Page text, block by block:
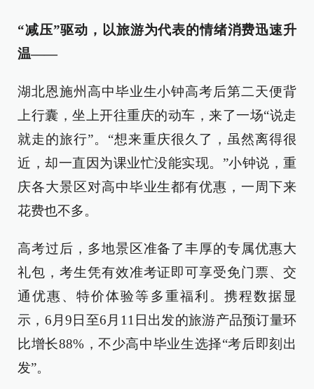
“减压”驱动，以旅游为代表的情绪消费迅速升
温——
湖北恩施州高中毕业生小钟高考后第二天便背
上行囊，坐上开往重庆的动车，来了一场“说走
就走的旅行”。“想来重庆很久了，虽然离得很
近，却一直因为课业忙没能实现。”小钟说，重
庆各大景区对高中毕业生都有优惠，一周下来
花费也不多。
高考过后，多地景区准备了丰厚的专属优惠大
礼包，考生凭有效准考证即可享受免门票、交
通优惠、特价体验等多重福利。携程数据显
示，6月9日至6月11日出发的旅游产品预订量环
比增长88%，不少高中毕业生选择“考后即刻出
发”。